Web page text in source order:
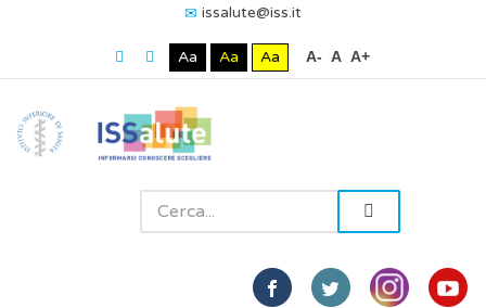
issalute@iss.it
Aa Aa Aa A- A A+